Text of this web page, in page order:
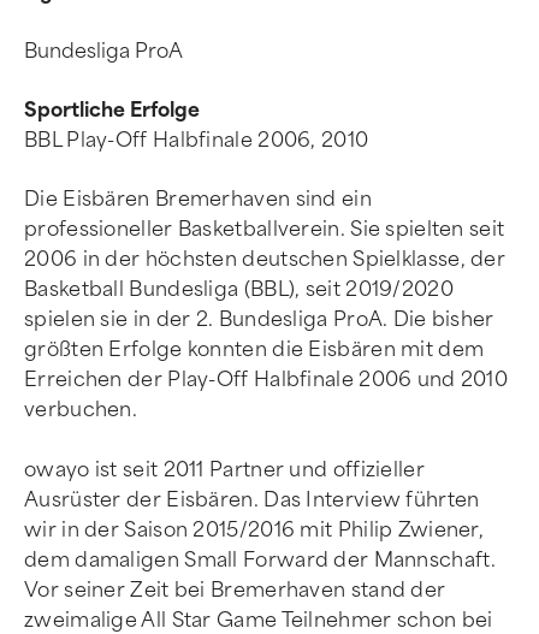
Bundesliga ProA
Sportliche Erfolge
BBL Play-Off Halbfinale 2006, 2010
Die Eisbären Bremerhaven sind ein
professioneller Basketballverein. Sie spielten seit
2006 in der höchsten deutschen Spielklasse, der
Basketball Bundesliga (BBL), seit 2019/2020
spielen sie in der 2. Bundesliga ProA. Die bisher
größten Erfolge konnten die Eisbären mit dem
Erreichen der Play-Off Halbfinale 2006 und 2010
verbuchen.
owayo ist seit 2011 Partner und offizieller
Ausrüster der Eisbären. Das Interview führten
wir in der Saison 2015/2016 mit Philip Zwiener,
dem damaligen Small Forward der Mannschaft.
Vor seiner Zeit bei Bremerhaven stand der
zweimalige All Star Game Teilnehmer schon bei